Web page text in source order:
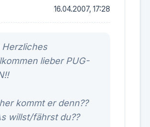
16.04.2007, 17:28
Herzliches
lieber PUG-
kommt er denn??
willst/fährst du??